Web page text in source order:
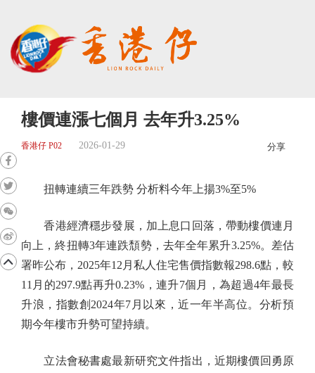
樓價連漲七個月 去年升3.25%
香港仔 P02 2026-01-29 分享
扭轉連續三年跌勢 分析料今年上揚3%至5%
香港經濟穩步發展，加上息口回落，帶動樓價連月
向上，終扭轉3年連跌頹勢，去年全年累升3.25%。差估
署昨公布，2025年12月私人住宅售價指數報298.6點，較
11月的297.9點再升0.23%，連升7個月，為超過4年最長
升浪，指數創2024年7月以來，近一年半高位。分析預
期今年樓市升勢可望持續。
立法會秘書處最新研究文件指出，近期樓價回勇原